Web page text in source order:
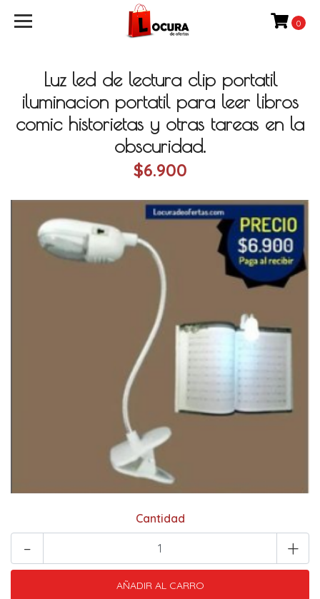
0
Luz led de lectura clip portatil
iluminacion portatil para leer libros
comic historietas y otras tareas en la
obscuridad.
$6.900
Cantidad
+
-